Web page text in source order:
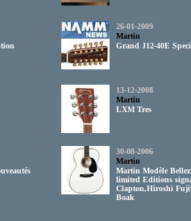
26-01-2009
Martin
Grand J12-40E
13-12-2008
Martin
LXM Tres
30-08-2006
Martin
Martin Modèle
limited Editions
Clapton,Hiroshi
Boak